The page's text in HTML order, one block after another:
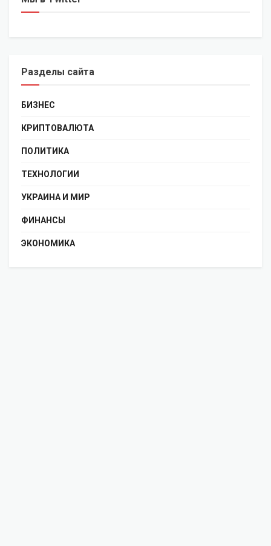
Разделы сайта
БИЗНЕС
КРИПТОВАЛЮТА
ПОЛИТИКА
ТЕХНОЛОГИИ
УКРАИНА И МИР
ФИНАНСЫ
ЭКОНОМИКА